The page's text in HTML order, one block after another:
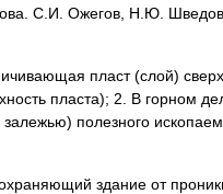
С.И. Ожегов, Н.Ю.
пласт (слой)
пласта); 2. В горном
полезного
здание от